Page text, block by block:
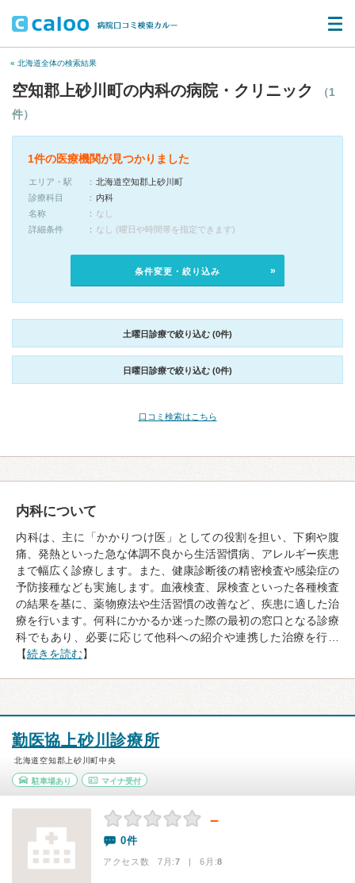
« 北海道全体の検索結果
空知郡上砂川町の内科の病院・クリニック
（1
件）
1件の医療機関が見つかりました
エリア・駅
北海道空知郡上砂川町
診療科目
内科
名称
なし
詳細条件
なし (曜日や時間帯を指定できます)
条件変更・絞り込み
土曜日診療で絞り込む (0件)
日曜日診療で絞り込む (0件)
口コミ検索はこちら
内科について
内科は、主に「かかりつけ医」としての役割を担い、下痢や腹
痛、発熱といった急な体調不良から生活習慣病、アレルギー疾患
まで幅広く診療します。また、健康診断後の精密検査や感染症の
予防接種なども実施します。血液検査、尿検査といった各種検査
の結果を基に、薬物療法や生活習慣の改善など、疾患に適した治
療を行います。何科にかかるか迷った際の最初の窓口となる診療
科でもあり、必要に応じて他科への紹介や連携した治療を行…
【続きを読む】
勤医協上砂川診療所
北海道空知郡上砂川町中央
駐車場あり マイナ受付
－
0件
アクセス数 7月:7 | 6月:8